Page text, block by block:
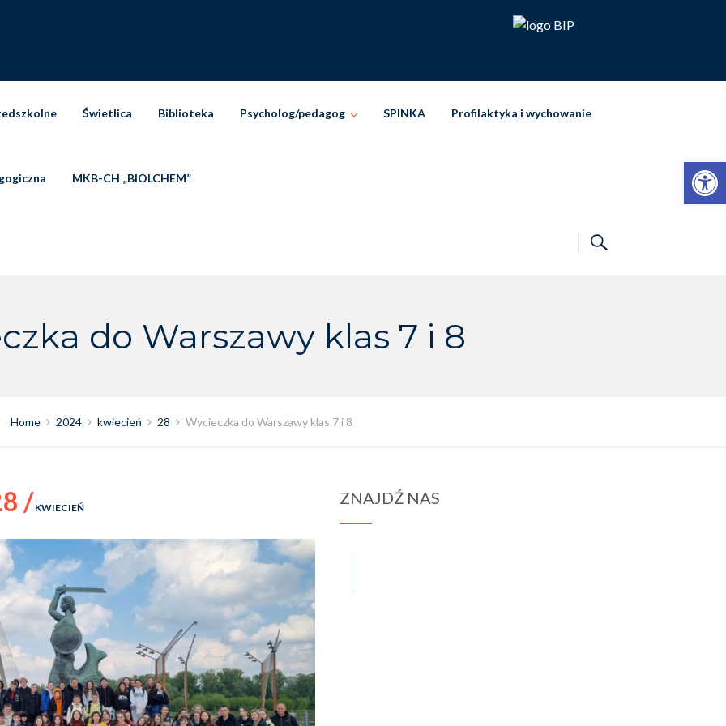
Otwórz pasek narzędzi
Świetlica Biblioteka Psycholog/pedagog SPINKA Profilaktyka i wychowanie
MKB-CH „BIOLCHEM”
do Warszawy klas 7 i 8
Home 2024 kwiecień 28 Wycieczka do Warszawy klas 7 i 8
/ KWIECIEŃ
ZNAJDŹ NAS